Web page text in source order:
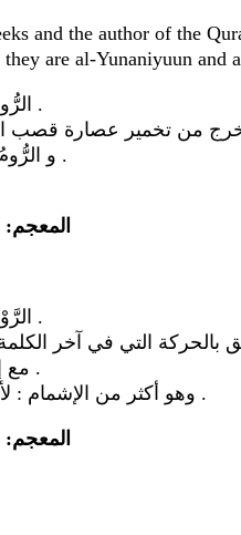
and the author of the
are al-Yunaniyuun and
الرُّومُ : شَحْمَةُ الأُذُن .
و الرُّومُ جيلٌ من الناس .
المعجم:
الرَّوْمُ : شَحْمَةُ الأُذُنِ .
بالحركة التي في آخر
مع إدراك السمع لها .
وهو أكثر من الإشمام : لأنه يُدْرَك بالسمع .
المعجم: